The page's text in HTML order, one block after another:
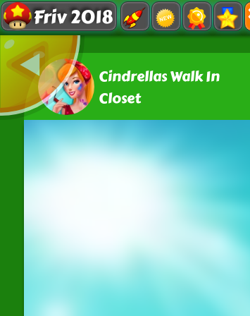
Friv 2018
Cindrellas Walk In
Closet